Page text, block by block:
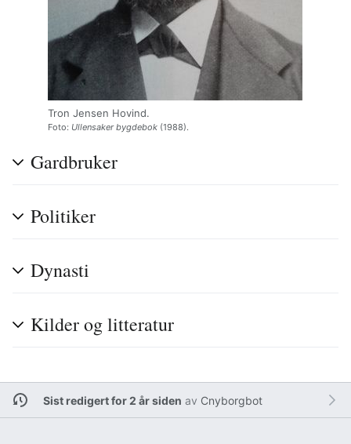
Tron Jensen Hovind.
Foto: Ullensaker bygdebok(1988).
Gardbruker
Politiker
Dynasti
Kilder og litteratur
Sist redigert for 2 år siden av Cnyborgbot